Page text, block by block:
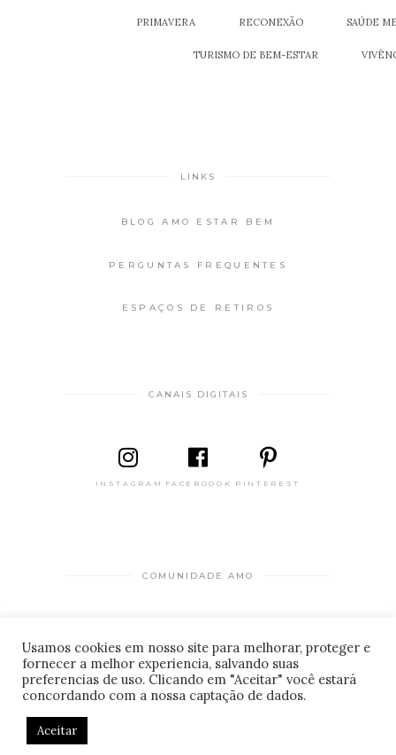
PRIMAVERA RECONEXÃO SAÚDE
TURISMO DE BEM-ESTAR
LINKS
BLOG AMO ESTAR BEM
PERGUNTAS FREQUENTES
ESPAÇOS DE RETIROS
CANAIS DIGITAIS
INSTAGRAM FACEBOOOK PINTEREST
COMUNIDADE AMO
CADASTRO DE LOCAIS
© 2026 Amo estar bem . Desenvolvido por
informaTI.
Usamos cookies em nosso site para melhorar, proteger e
fornecer a melhor experiencia, salvando suas
preferencias de uso. Clicando em "Aceitar" você estará
concordando com a nossa captação de dados.
Aceitar